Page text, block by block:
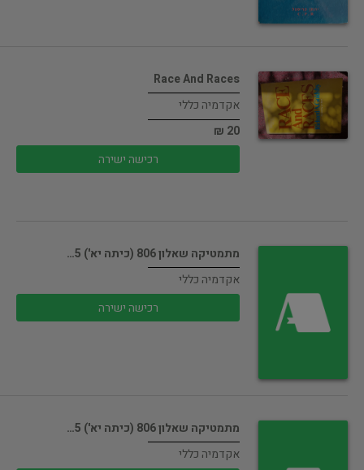
Race And Races
אקדמיה כללי
20 ₪
רכישה ישירה
מתמטיקה שאלון 806 (כיתה יא') 5…
אקדמיה כללי
רכישה ישירה
מתמטיקה שאלון 806 (כיתה יא') 5…
אקדמיה כללי